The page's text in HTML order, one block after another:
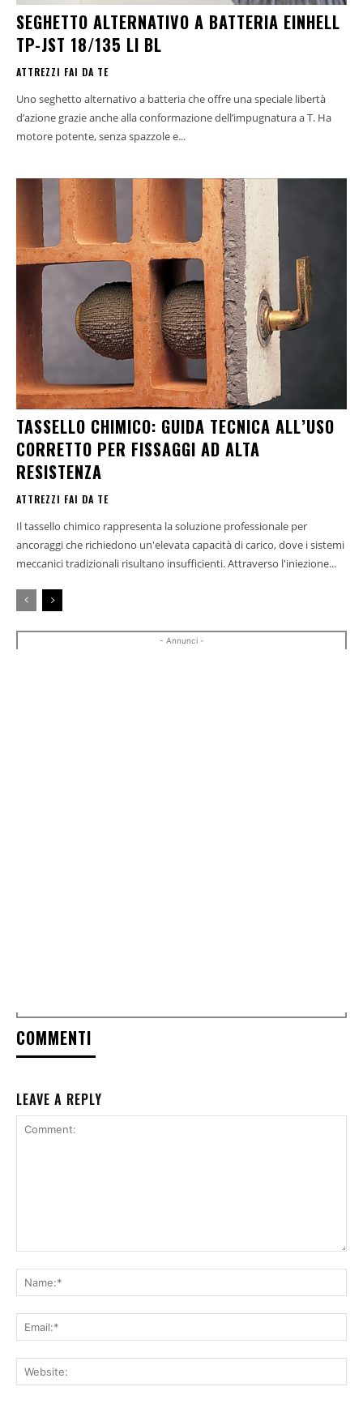
SEGHETTO ALTERNATIVO A BATTERIA EINHELL
TP-JST 18/135 LI BL
ATTREZZI FAI DA TE
Uno seghetto alternativo a batteria che offre una speciale libertà
d’azione grazie anche alla conformazione dell’impugnatura a T. Ha
motore potente, senza spazzole e...
TASSELLO CHIMICO: GUIDA TECNICA ALL’USO
CORRETTO PER FISSAGGI AD ALTA
RESISTENZA
ATTREZZI FAI DA TE
Il tassello chimico rappresenta la soluzione professionale per
ancoraggi che richiedono un'elevata capacità di carico, dove i sistemi
meccanici tradizionali risultano insufficienti. Attraverso l'iniezione...
- Annunci -
COMMENTI
LEAVE A REPLY